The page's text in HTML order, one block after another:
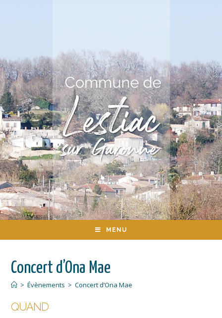
MENU
Concert d’Ona Mae
> Évènements > Concert d’Ona Mae
QUAND